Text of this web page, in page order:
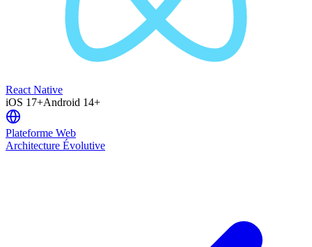
React Native
iOS 17+Android 14+
Plateforme Web
Architecture Évolutive